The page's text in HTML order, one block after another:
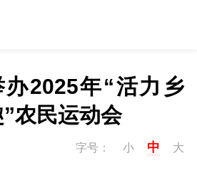
2025年“活力乡
农民运动会
字号： 小 中 大